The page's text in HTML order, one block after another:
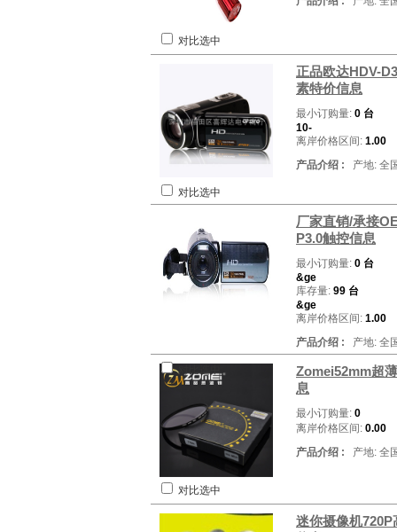
对比选中
正品欧达HDV-
素特价信息
最小订购量: 0 台
10-
离岸价格区间: 1.00
产品介绍 : 产地: 全
对比选中
厂家直销/承接
P3.0触控信息
最小订购量: 0 台
&ge
库存量: 99 台
&ge
离岸价格区间: 1.00
产品介绍 : 产地: 全
对比选中
Zomei52mm超
息
最小订购量: 0
离岸价格区间: 0.00
产品介绍 : 产地: 全
对比选中
迷你摄像机